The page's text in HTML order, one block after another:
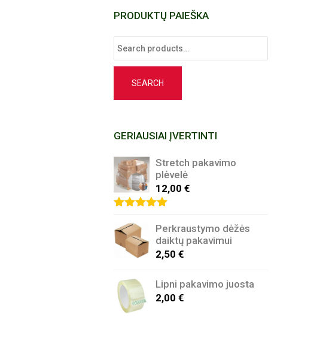
PRODUKTŲ PAIEŠKA
Search
for:
SEARCH
GERIAUSIAI ĮVERTINTI
Stretch pakavimo
plėvelė
12,00 €
out of 5
Perkraustymo dėžės
daiktų pakavimui
2,50 €
Lipni pakavimo juosta
2,00 €